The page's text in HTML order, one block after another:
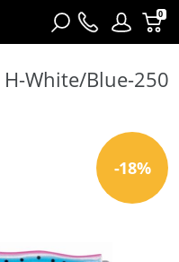
0
White/Blue-250
-18%